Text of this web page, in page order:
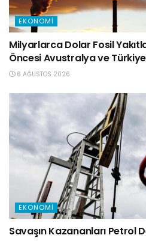
EKONOMI
Milyarlarca Dolar Fosil
Öncesi Avustralya ve
6 AĞUSTOS 2026
EKONOMI
Savaşın Kazananları Petrol